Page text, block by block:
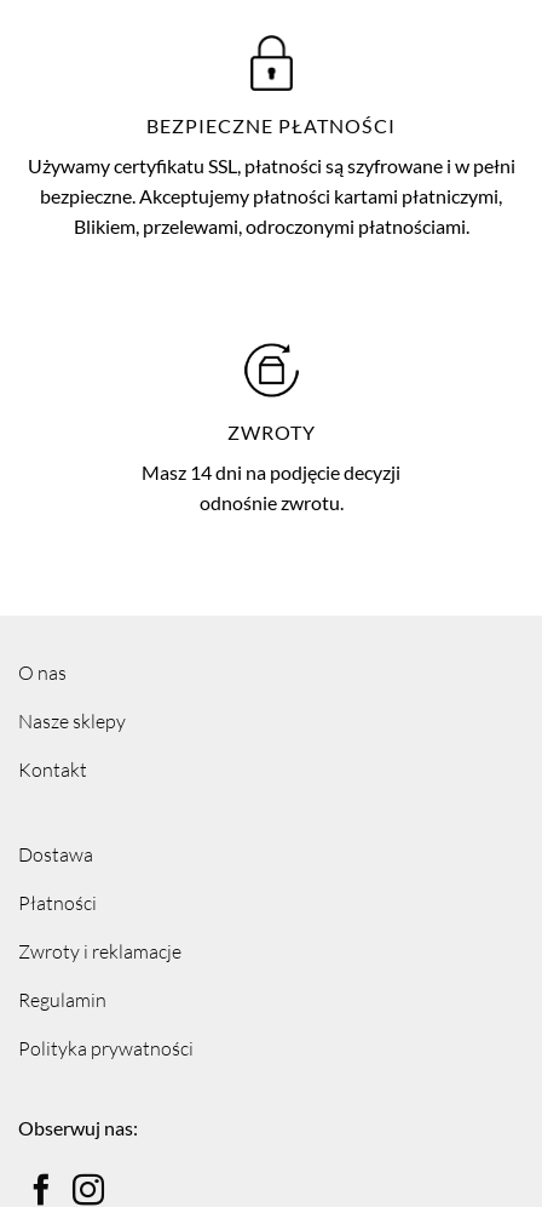
BEZPIECZNE PŁATNOŚCI
Używamy certyfikatu SSL, płatności są szyfrowane i w pełni
bezpieczne. Akceptujemy płatności kartami płatniczymi,
Blikiem, przelewami, odroczonymi płatnościami.
ZWROTY
Masz 14 dni na podjęcie decyzji
odnośnie zwrotu.
O nas
Nasze sklepy
Kontakt
Dostawa
Płatności
Zwroty i reklamacje
Regulamin
Polityka prywatności
Obserwuj nas: